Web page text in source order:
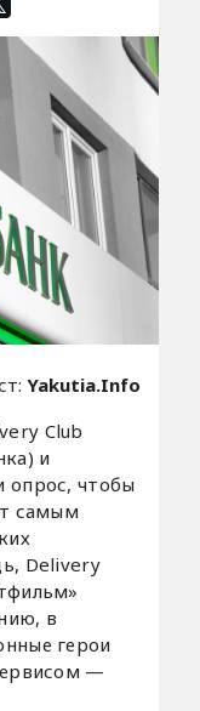
Yakutia.Info
Club
и
опрос, чтобы
самым
Delivery
в
герои
—